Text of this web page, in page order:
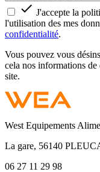
 J'accepte la
l'utilisation des mes
confidentialité.
Vous pouvez vous
cela nos informations
site.
West Equipements
La gare, 56140
06 27 11 29 98